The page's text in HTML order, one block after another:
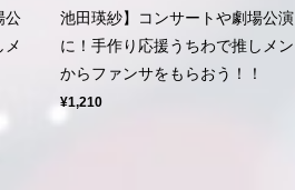
公
メ
池田瑛紗】コンサートや劇場公演
に！手作り応援うちわで推しメン
からファンサをもらおう！！
¥1,210